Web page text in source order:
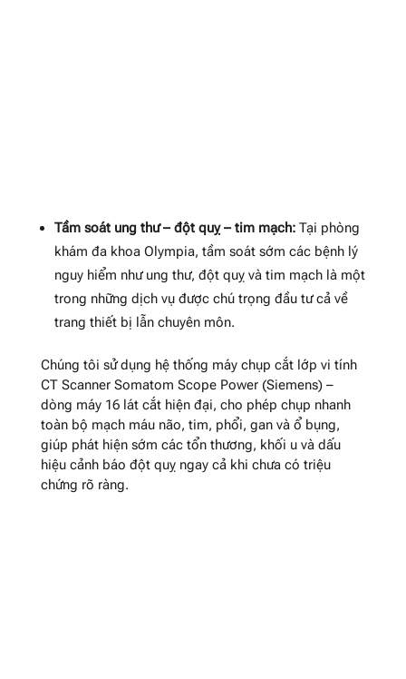
Tầm soát ung thư – đột quỵ – tim mạch:Tại phòng
khám đa khoa Olympia, tầm soát sớm các bệnh lý
nguy hiểm như ung thư, đột quỵ và tim mạch là một
trong những dịch vụ được chú trọng đầu tư cả về
trang thiết bị lẫn chuyên môn.
Chúng tôi sử dụng hệ thống máy chụp cắt lớp vi tính
CT Scanner Somatom Scope Power (Siemens) –
dòng máy 16 lát cắt hiện đại, cho phép chụp nhanh
toàn bộ mạch máu não, tim, phổi, gan và ổ bụng,
giúp phát hiện sớm các tổn thương, khối u và dấu
hiệu cảnh báo đột quỵ ngay cả khi chưa có triệu
chứng rõ ràng.